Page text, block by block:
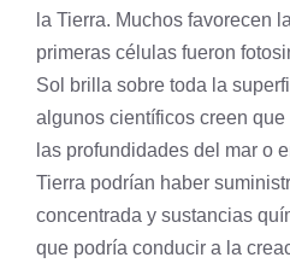
la Tierra. Muchos favorecen
primeras células fueron
Sol brilla sobre toda la
algunos científicos creen
las profundidades del mar o
Tierra podrían haber
concentrada y sustancias
que podría conducir a la